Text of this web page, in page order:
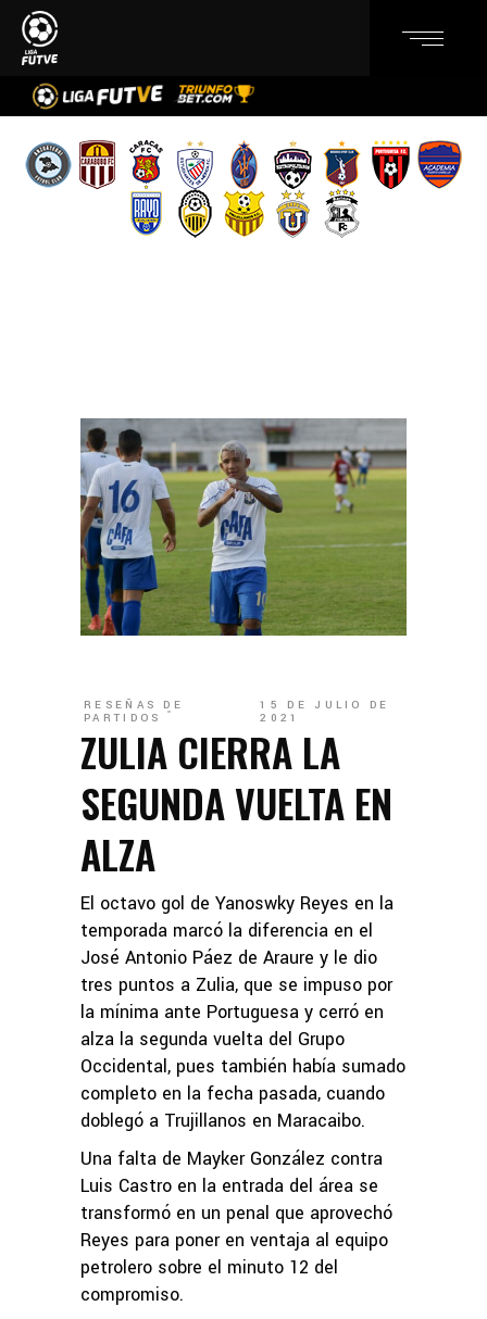
RESEÑAS DE
PARTIDOS
15 DE JULIO DE
2021
ZULIA CIERRA LA
SEGUNDA VUELTA EN
ALZA
El octavo gol de Yanoswky Reyes en la
temporada marcó la diferencia en el
José Antonio Páez de Araure y le dio
tres puntos a Zulia, que se impuso por
la mínima ante Portuguesa y cerró en
alza la segunda vuelta del Grupo
Occidental, pues también había sumado
completo en la fecha pasada, cuando
doblegó a Trujillanos en Maracaibo.
Una falta de Mayker González contra
Luis Castro en la entrada del área se
transformó en un penal que aprovechó
Reyes para poner en ventaja al equipo
petrolero sobre el minuto 12 del
compromiso.